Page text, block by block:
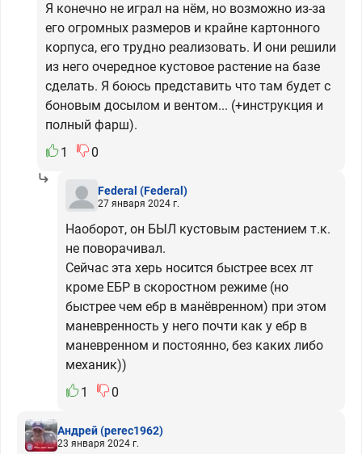
Я конечно не играл на нём, но возможно из-за
его огромных размеров и крайне картонного
корпуса, его трудно реализовать. И они решили
из него очередное кустовое растение на базе
сделать. Я боюсь представить что там будет с
боновым досылом и вентом... (+инструкция и
полный фарш).
1
0
Federal (Federal)
27 января 2024 г.
Наоборот, он БЫЛ кустовым растением т.к.
не поворачивал.
Сейчас эта херь носится быстрее всех лт
кроме ЕБР в скоростном режиме (но
быстрее чем ебр в манёвренном) при этом
маневренность у него почти как у ебр в
маневренном и постоянно, без каких либо
механик))
1
0
Андрей(perec1962)
23 января 2024 г.